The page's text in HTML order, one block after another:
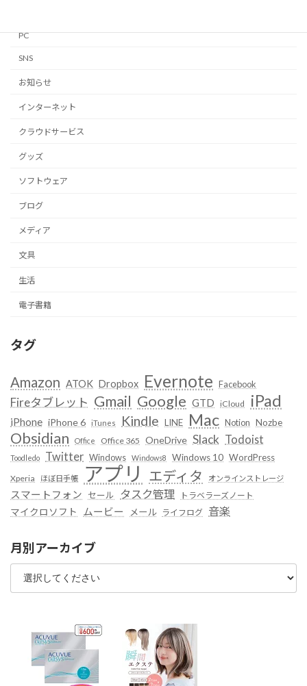
PC
SNS
お知らせ
インターネット
クラウドサービス
グッズ
ソフトウェア
ブログ
メディア
文具
生活
電子書籍
タグ
Amazon ATOK Dropbox Evernote Facebook
Fireタブレット Gmail Google GTD iCloud iPad
iPhone iPhone 6 iTunes Kindle LINE Mac Notion Nozbe
Obsidian Office Office 365 OneDrive Slack Todoist
Toodledo Twitter Windows Windows8 Windows 10 WordPress
Xperia ほぼ日手帳 アプリ エディタ オンラインストレージ
スマートフォン セール タスク管理 トラベラーズノート
マイクロソフト ムービー メール ライフログ 音楽
月別アーカイブ